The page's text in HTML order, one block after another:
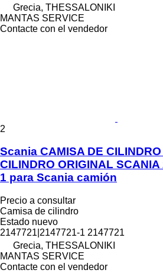
Grecia, THESSALONIKI
MANTAS SERVICE
Contacte con el vendedor
2
Scania CAMISA DE
CILINDRO ORIGINAL
1 para Scania camión
Precio a consultar
Camisa de cilindro
Estado nuevo
2147721|2147721-1 2147721
Grecia, THESSALONIKI
MANTAS SERVICE
Contacte con el vendedor